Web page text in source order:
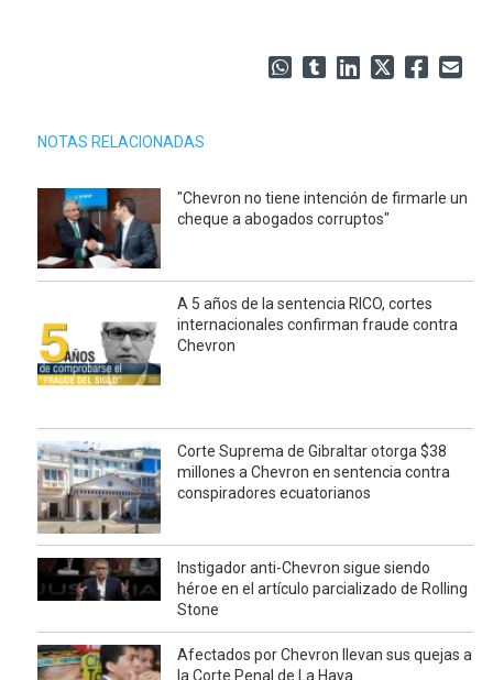
NOTAS RELACIONADAS
"Chevron no tiene intención de firmarle un
cheque a abogados corruptos"
A 5 años de la sentencia RICO, cortes
internacionales confirman fraude contra
Chevron
Corte Suprema de Gibraltar otorga $38
millones a Chevron en sentencia contra
conspiradores ecuatorianos
Instigador anti-Chevron sigue siendo
héroe en el artículo parcializado de Rolling
Stone
Afectados por Chevron llevan sus quejas a
la Corte Penal de La Haya